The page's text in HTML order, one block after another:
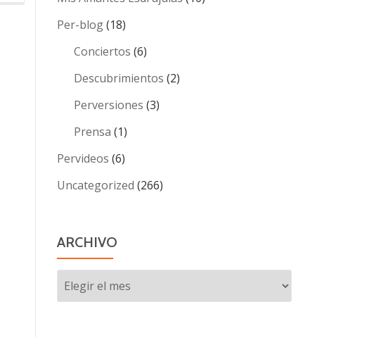
Per-blog(18)
Conciertos (6)
Descubrimientos (2)
Perversiones (3)
Prensa (1)
Pervideos (6)
Uncategorized (266)
ARCHIVO
Archivo